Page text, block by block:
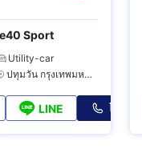
Sport
Utility-car
ปทุมวัน กรุงเทพมหานคร
LINE โทร